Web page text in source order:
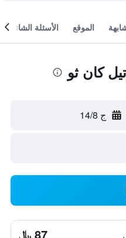
الموقع الأسئلة الشائعة
كان ثو
ج 14/8
87 ﷼